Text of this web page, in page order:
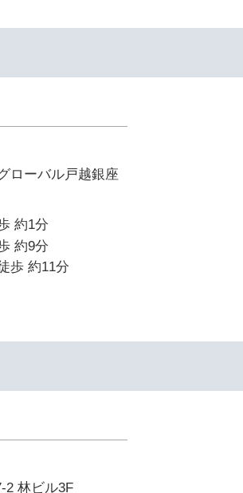
ローバル戸越銀座
約1分
約9分
歩 約11分
2 林ビル3F